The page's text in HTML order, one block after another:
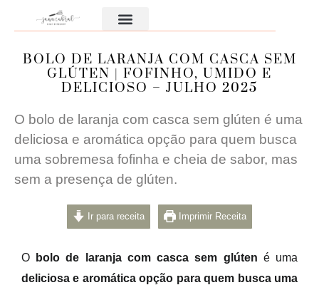
BOLO DE LARANJA COM CASCA SEM
GLÚTEN | FOFINHO, UMIDO E
DELICIOSO – JULHO 2025
O bolo de laranja com casca sem glúten é uma
deliciosa e aromática opção para quem busca
uma sobremesa fofinha e cheia de sabor, mas
sem a presença de glúten.
Ir para receita Imprimir Receita
O bolo de laranja com casca sem glúten é uma
deliciosa e aromática opção para quem busca uma